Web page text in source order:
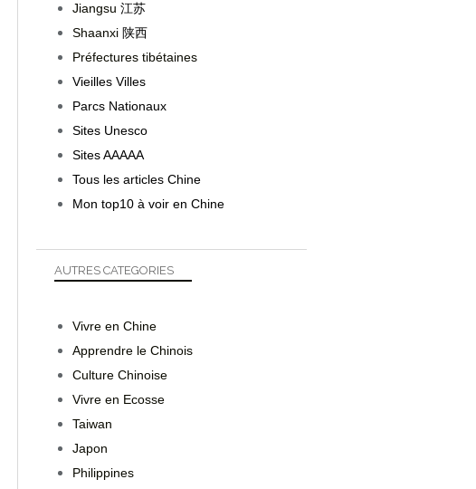
Jiangsu 江苏
Shaanxi 陕西
Préfectures tibétaines
Vieilles Villes
Parcs Nationaux
Sites Unesco
Sites AAAAA
Tous les articles Chine
Mon top10 à voir en Chine
AUTRES CATEGORIES
Vivre en Chine
Apprendre le Chinois
Culture Chinoise
Vivre en Ecosse
Taiwan
Japon
Philippines